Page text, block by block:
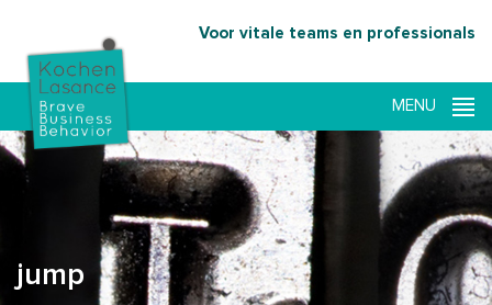
Voor vitale teams en professionals
jump